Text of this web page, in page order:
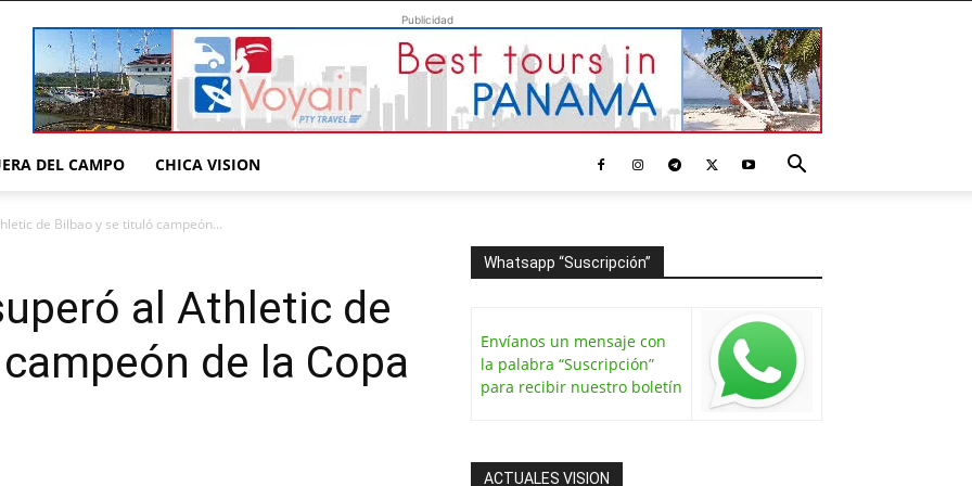
Publicidad
DEL CAMPO CHICA VISION
de Bilbao y se tituló campeón...
al Athletic de
de la Copa
Whatsapp “Suscripción”
Envíanos un mensaje con
la palabra “Suscripción”
para recibir nuestro boletín
ACTUALES VISION